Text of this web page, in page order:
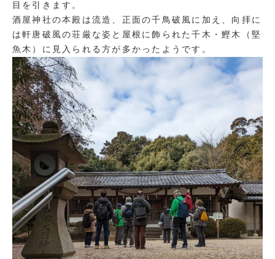
目を引きます。
酒屋神社の本殿は流造、正面の千鳥破風に加え、向拝に
は軒唐破風の荘厳な姿と屋根に飾られた千木・鰹木（堅
魚木）に見入られる方が多かったようです。